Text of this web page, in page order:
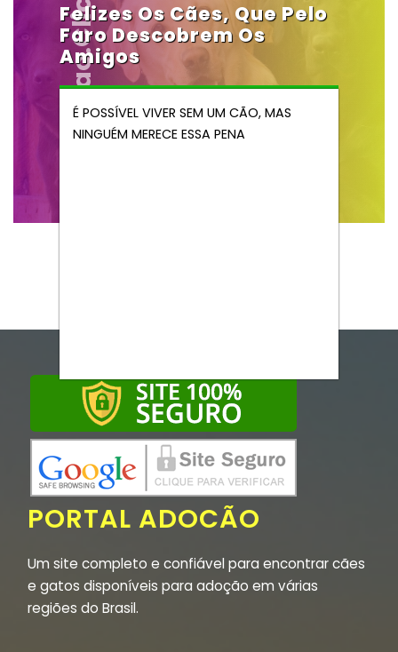
Vendocao.click
Felizes Os Cães, Que Pelo
Faro Descobrem Os
Amigos
É POSSÍVEL VIVER SEM UM CÃO, MAS
NINGUÉM MERECE ESSA PENA
PORTAL ADOCÃO
Um site completo e confiável para encontrar cães
e gatos disponíveis para adoção em várias
regiões do Brasil.